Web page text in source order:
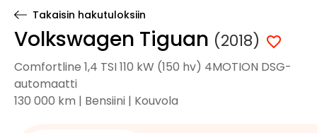
Takaisin hakutuloksiin
Volkswagen Tiguan (2018)
Comfortline 1,4 TSI 110 kW (150 hv) 4MOTION DSG-
automaatti
130 000 km | Bensiini | Kouvola